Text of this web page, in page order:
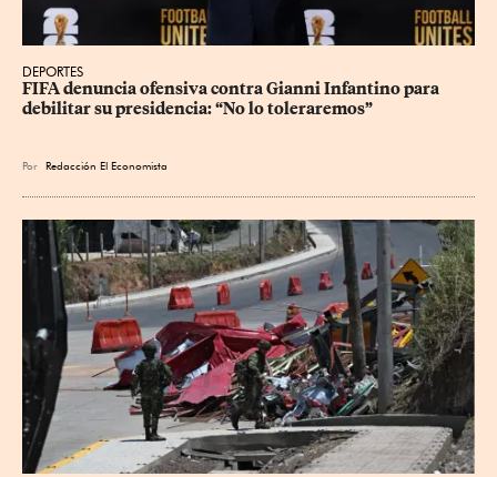
DEPORTES
FIFA denuncia ofensiva contra Gianni Infantino para
debilitar su presidencia: “No lo toleraremos”
Por Redacción El Economista